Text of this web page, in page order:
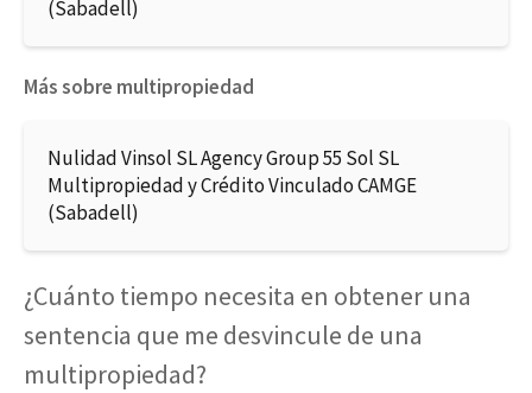
(Sabadell)
Más sobre multipropiedad
Nulidad Vinsol SL Agency Group 55 Sol SL
Multipropiedad y Crédito Vinculado CAMGE
(Sabadell)
¿Cuánto tiempo necesita en obtener una
sentencia que me desvincule de una
multipropiedad?